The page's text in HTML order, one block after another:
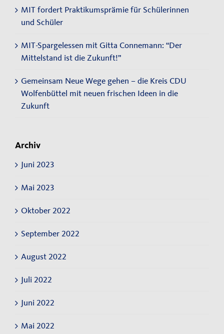
MIT fordert Praktikumsprämie für Schülerinnen
und Schüler
MIT-Spargelessen mit Gitta Connemann: “Der
Mittelstand ist die Zukunft!”
Gemeinsam Neue Wege gehen – die Kreis CDU
Wolfenbüttel mit neuen frischen Ideen in die
Zukunft
Archiv
Juni 2023
Mai 2023
Oktober 2022
September 2022
August 2022
Juli 2022
Juni 2022
Mai 2022